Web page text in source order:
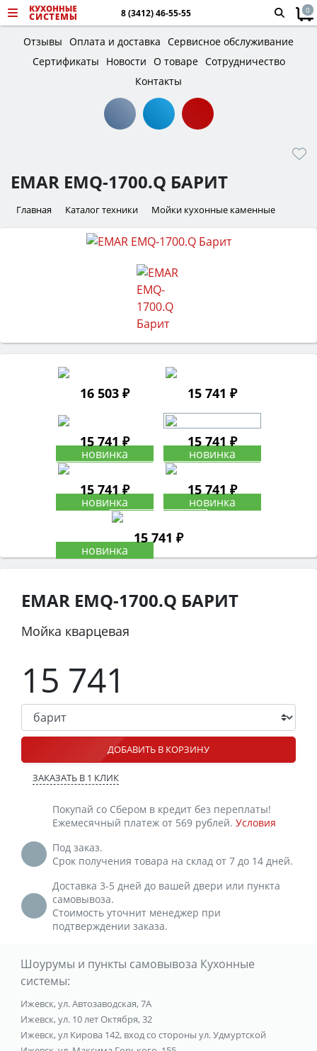
8 (3412) 46-55-55 0
Отзывы Оплата и доставка Сервисное обслуживание
Сертификаты
Новости О товаре Сотрудничество
Контакты
EMAR EMQ-1700.Q БАРИТ
Главная Каталог техники Мойки кухонные каменные
16 503 ₽ 15 741 ₽
15 741 ₽ 15 741 ₽
15 741 ₽ 15 741 ₽
15 741 ₽
EMAR EMQ-1700.Q БАРИТ
Мойка кварцевая
15 741
ДОБАВИТЬ В КОРЗИНУ
ЗАКАЗАТЬ В 1 КЛИК
Покупай со Сбером в кредит без переплаты!
Ежемесячный платеж от 569 рублей. Условия
Под заказ.
Срок получения товара на склад от 7 до 14 дней.
Доставка 3-5 дней до вашей двери или пункта
самовывоза.
Стоимость уточнит менеджер при
подтверждении заказа.
Шоурумы и пункты самовывоза Кухонные
системы:
Ижевск, ул. Автозаводская, 7А
Ижевск, ул. 10 лет Октября, 32
Ижевск, ул Кирова 142, вход со стороны ул. Удмуртской